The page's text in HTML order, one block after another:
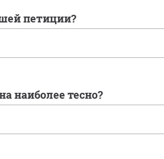
петиции?
наиболее тесно?